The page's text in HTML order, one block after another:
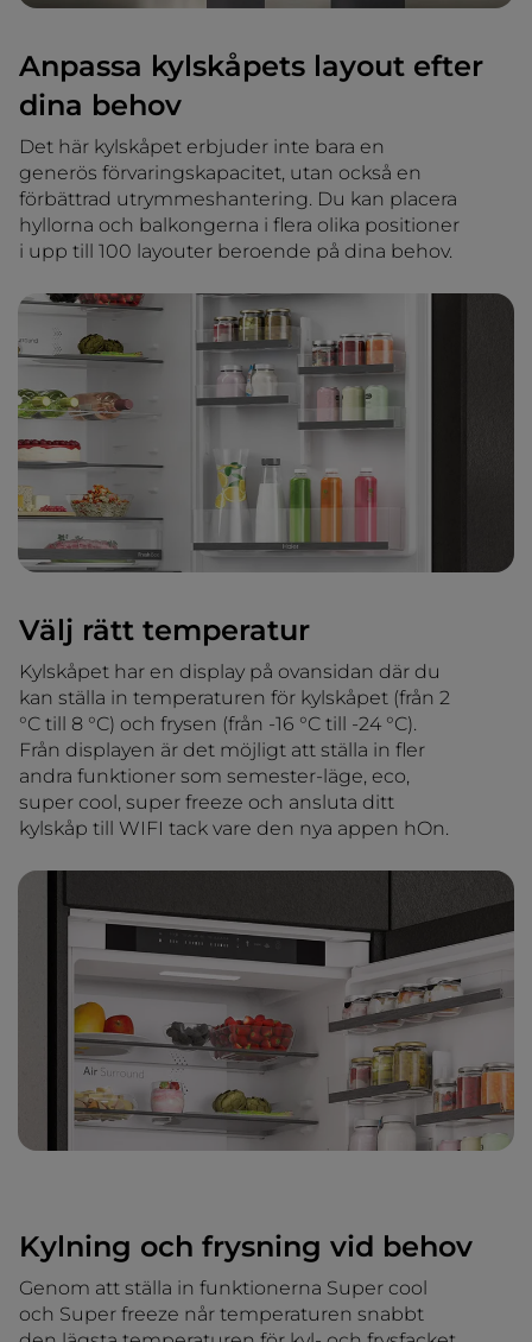
Anpassa kylskåpets layout efter
dina behov
Det här kylskåpet erbjuder inte bara en
generös förvaringskapacitet, utan också en
förbättrad utrymmeshantering. Du kan placera
hyllorna och balkongerna i flera olika positioner
i upp till 100 layouter beroende på dina behov.
Välj rätt temperatur
Kylskåpet har en display på ovansidan där du
kan ställa in temperaturen för kylskåpet (från 2
°C till 8 °C) och frysen (från -16 °C till -24 °C).
Från displayen är det möjligt att ställa in fler
andra funktioner som semester-läge, eco,
super cool, super freeze och ansluta ditt
kylskåp till WIFI tack vare den nya appen hOn.
Kylning och frysning vid behov
Genom att ställa in funktionerna Super cool
och Super freeze når temperaturen snabbt